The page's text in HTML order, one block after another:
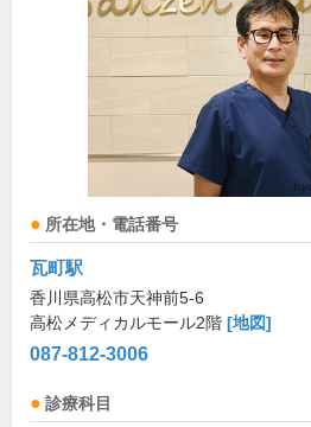
所在地・電話番号
瓦町駅
香川県高松市天神前5-6
高松メディカルモール2階 [地図]
087-812-3006
診療科目